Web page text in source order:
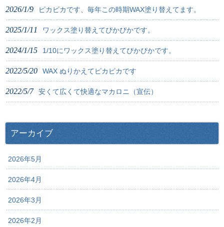
2026/1/9 ピカピカです、毎年この時期WAX塗り替えてます。
2025/1/11 ワックス塗り替えてぴかぴかです。
2024/1/15 1/10にワックス塗り替えてぴかぴかです。
2022/5/20 WAX ぬりかえてピカピカです
2022/5/7 安くて広くて快適なマカロニ（宣伝）
アーカイブ
2026年5月
2026年4月
2026年3月
2026年2月